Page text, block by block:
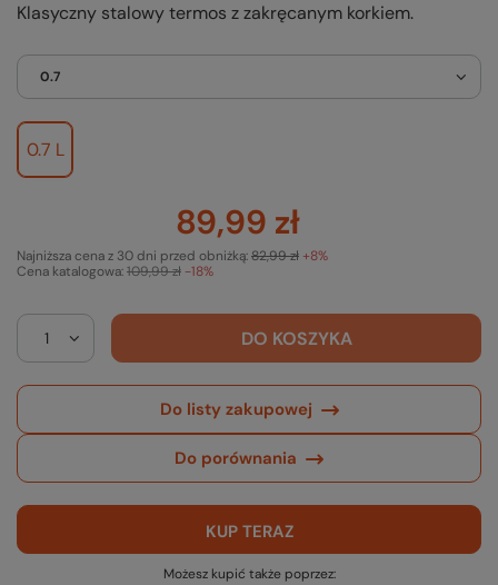
Klasyczny stalowy termos z zakręcanym korkiem.
0.7
0.7 L
89,99 zł
Cena katalogowa:109,99 zł -18%
Najniższa cena z 30 dni przed obniżką:82,99 zł +8%
DO KOSZYKA
Do listy zakupowej
Do porównania
KUP TERAZ
Możesz kupić także poprzez: